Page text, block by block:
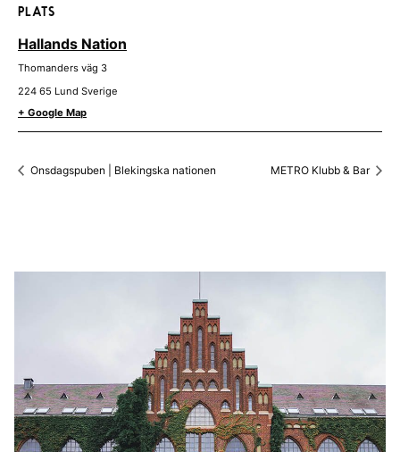
PLATS
Hallands Nation
Thomanders väg 3
224 65 Lund Sverige
+ Google Map
Onsdagspuben | Blekingska nationen METRO Klubb & Bar